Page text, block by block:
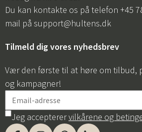
Du kan kontakte os på telefon +45
mail på support@hultens.dk
Tilmeld dig vores nyhedsbrev
Vær den første til at høre om tilbud,
og kampagner!
Jeg accepterervilkårene og